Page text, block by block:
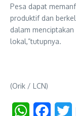
Pesa dapat
produktif dan
dalam
lokal,”tutupnya.
(Orik / LCN)
WhatsApp